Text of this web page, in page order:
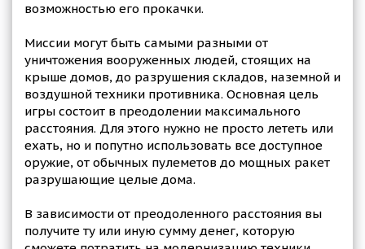
возможностью его прокачки.
Миссии могут быть самыми разными от
уничтожения вооруженных людей, стоящих на
крыше домов, до разрушения складов, наземной и
воздушной техники противника. Основная цель
игры состоит в преодолении максимального
расстояния. Для этого нужно не просто лететь или
ехать, но и попутно использовать все доступное
оружие, от обычных пулеметов до мощных ракет
разрушающие целые дома.
В зависимости от преодоленного расстояния вы
получите ту или иную сумму денег, которую